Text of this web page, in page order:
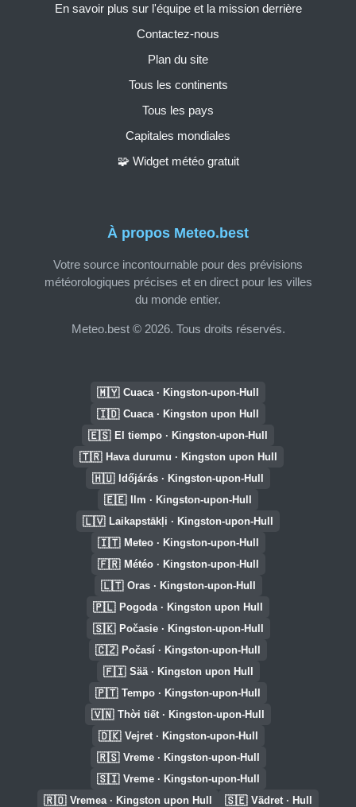
À propos Meteo.best
Votre source incontournable pour des prévisions
météorologiques précises et en direct pour les villes
du monde entier.
Meteo.best © 2026. Tous droits réservés.
En savoir plus sur l'équipe et la mission derrière
Contactez-nous
Plan du site
Tous les continents
Tous les pays
Capitales mondiales
🧩 Widget météo gratuit
🇲🇾 Cuaca · Kingston-upon-Hull
🇮🇩 Cuaca · Kingston upon Hull
🇪🇸 El tiempo · Kingston-upon-Hull
🇹🇷 Hava durumu · Kingston upon Hull
🇭🇺 Időjárás · Kingston-upon-Hull
🇪🇪 Ilm · Kingston-upon-Hull
🇱🇻 Laikapstākļi · Kingston-upon-Hull
🇮🇹 Meteo · Kingston-upon-Hull
🇫🇷 Météo · Kingston-upon-Hull
🇱🇹 Oras · Kingston-upon-Hull
🇵🇱 Pogoda · Kingston upon Hull
🇸🇰 Počasie · Kingston-upon-Hull
🇨🇿 Počasí · Kingston-upon-Hull
🇫🇮 Sää · Kingston upon Hull
🇵🇹 Tempo · Kingston-upon-Hull
🇻🇳 Thời tiết · Kingston-upon-Hull
🇩🇰 Vejret · Kingston-upon-Hull
🇷🇸 Vreme · Kingston-upon-Hull
🇸🇮 Vreme · Kingston-upon-Hull
🇷🇴 Vremea · Kingston upon Hull 🇸🇪 Vädret · Hull